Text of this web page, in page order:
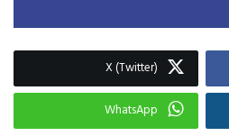
X (Twitter)
WhatsApp